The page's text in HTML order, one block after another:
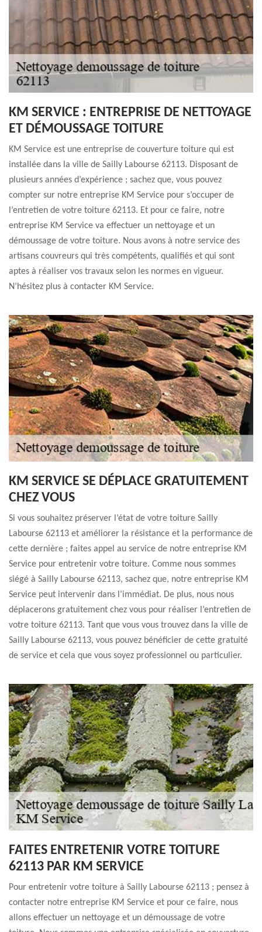
KM SERVICE : ENTREPRISE DE NETTOYAGE
ET DÉMOUSSAGE TOITURE
KM Service est une entreprise de couverture toiture qui est
installée dans la ville de Sailly Labourse 62113. Disposant de
plusieurs années d’expérience ; sachez que, vous pouvez
compter sur notre entreprise KM Service pour s’occuper de
l’entretien de votre toiture 62113. Et pour ce faire, notre
entreprise KM Service va effectuer un nettoyage et un
démoussage de votre toiture. Nous avons à notre service des
artisans couvreurs qui très compétents, qualifiés et qui sont
aptes à réaliser vos travaux selon les normes en vigueur.
N’hésitez plus à contacter KM Service.
KM SERVICE SE DÉPLACE GRATUITEMENT
CHEZ VOUS
Si vous souhaitez préserver l’état de votre toiture Sailly
Labourse 62113 et améliorer la résistance et la performance de
cette dernière ; faites appel au service de notre entreprise KM
Service pour entretenir votre toiture. Comme nous sommes
siégé à Sailly Labourse 62113, sachez que, notre entreprise KM
Service peut intervenir dans l’immédiat. De plus, nous nous
déplacerons gratuitement chez vous pour réaliser l’entretien de
votre toiture 62113. Tant que vous vous trouvez dans la ville de
Sailly Labourse 62113, vous pouvez bénéficier de cette gratuité
de service et cela que vous soyez professionnel ou particulier.
FAITES ENTRETENIR VOTRE TOITURE
62113 PAR KM SERVICE
Pour entretenir votre toiture à Sailly Labourse 62113 ; pensez à
contacter notre entreprise KM Service et pour ce faire, nous
allons effectuer un nettoyage et un démoussage de votre